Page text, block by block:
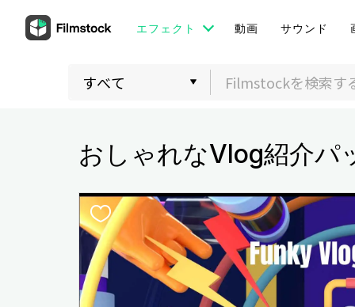
エフェクト 動画 サウンド
おしゃれなVlog紹介パ